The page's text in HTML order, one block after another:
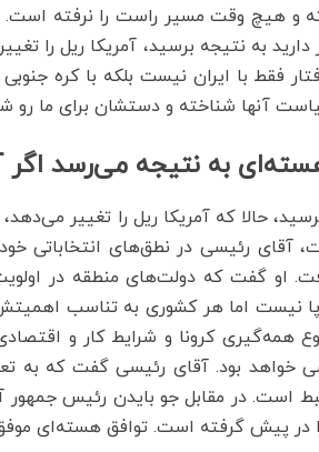
و هیچ وقت مسیر راست را نرفته است.
دارید به نتیجه برسید، آمریکا ریل را
فقط با ایران نیست بلکه با کره
آنها شناخته و دستشان برای ما رو
به نتیجه می‌رسد
حالا که آمریکا ریل را تغییر
آقای رئیسی در نطق‌های انتخاباتی
او گفت که دولت‌های منطقه در
نیست اما هر کشوری به تناسب
همه‌گیری کرونا و شرایط کار و
خواهد بود. آقای رئیسی گفت که به
است. در مقابل جو بایدن رئیس
در پیش گرفته است. توافق هسته‌ای